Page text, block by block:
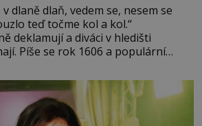
dlaně dlaň, vedem se, nesem se
teď točme kol a kol.“
deklamují a diváci v hledišti
Píše se rok 1606 a populární
Napsal ji pro krále Jakuba I., jenž